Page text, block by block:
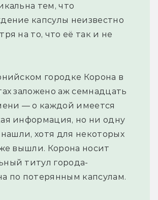
тем, что
капсулы неизвестно
на то, что её так и не
городке Корона в
заложено аж семнадцать
— о каждой имеется
информация, но ни одну
хотя для некоторых
вышли. Корона носит
титул города-
по потерянным капсулам.